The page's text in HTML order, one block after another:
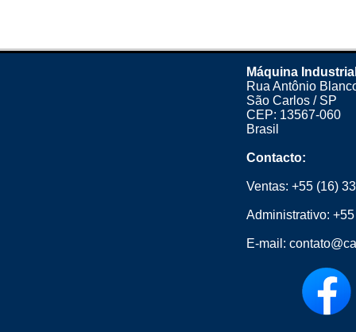
Máquina
Rua Antônio
São Carlos / SP
CEP: 13567-060
Brasil
Contacto:
Ventas: +55 (16)
Administrativo:
E-mail: